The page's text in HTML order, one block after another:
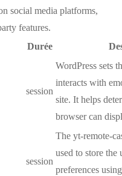
social media platforms,
features.
Durée
session
WordPress sets
interacts with
site. It helps
browser can
session
The yt-remote-
used to store the
preferences